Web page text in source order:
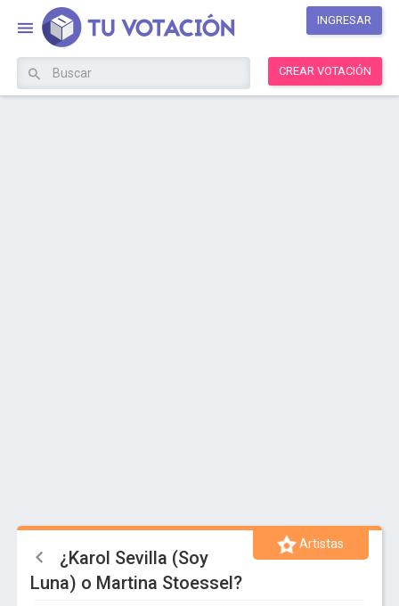
INGRESAR
CREAR VOTACIÓN
Artistas
¿Karol Sevilla (Soy
Luna) o Martina Stoessel?